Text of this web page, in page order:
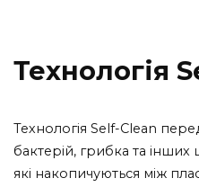
Технологія
Технологія Self-Clean
бактерій, грибка та інших
які накопичуються між